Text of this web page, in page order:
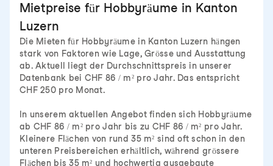
Mietpreise für Hobbyräume in Kanton
Luzern
Die Mieten für Hobbyräume in Kanton Luzern hängen
stark von Faktoren wie Lage, Grösse und Ausstattung
ab. Aktuell liegt der Durchschnittspreis in unserer
Datenbank bei CHF 86 / m² pro Jahr. Das entspricht
CHF 250 pro Monat.
In unserem aktuellen Angebot finden sich Hobbyräume
ab CHF 86 / m² pro Jahr bis zu CHF 86 / m² pro Jahr.
Kleinere Flächen von rund 35 m² sind oft schon in den
unteren Preisbereichen erhältlich, während grössere
Flächen bis 35 m² und hochwertig ausgebaute